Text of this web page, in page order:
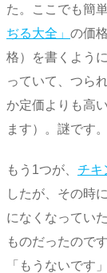
た。ここでも簡
ぢる大全」 の価
格）を書くよう
っていて、つら
か定価よりも高
ます）。謎です。
もう1つが、 チキ
したが、その時
になくなってい
ものだったので
「もうないです